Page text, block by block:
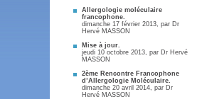
Allergologie moléculaire
francophone.
dimanche 17 février 2013, par Dr
Hervé MASSON
Mise à jour.
jeudi 10 octobre 2013, par Dr Hervé
MASSON
2ème Rencontre Francophone
d’Allergologie Moléculaire.
dimanche 20 avril 2014, par Dr
Hervé MASSON